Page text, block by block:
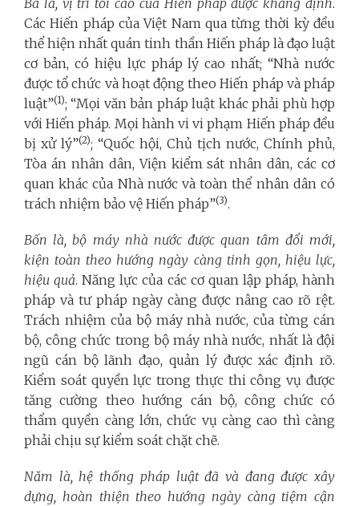
Ba là, vị trí tối cao của Hiến pháp được khẳng định.
Các Hiến pháp của Việt Nam qua từng thời kỳ đều
thể hiện nhất quán tinh thần Hiến pháp là đạo luật
cơ bản, có hiệu lực pháp lý cao nhất; “Nhà nước
được tổ chức và hoạt động theo Hiến pháp và pháp
luật”(1); “Mọi văn bản pháp luật khác phải phù hợp
với Hiến pháp. Mọi hành vi vi phạm Hiến pháp đều
bị xử lý”(2); “Quốc hội, Chủ tịch nước, Chính phủ,
Tòa án nhân dân, Viện kiểm sát nhân dân, các cơ
quan khác của Nhà nước và toàn thể nhân dân có
trách nhiệm bảo vệ Hiến pháp”(3).
Bốn là, bộ máy nhà nước được quan tâm đổi mới,
kiện toàn theo hướng ngày càng tinh gọn, hiệu lực,
hiệu quả. Năng lực của các cơ quan lập pháp, hành
pháp và tư pháp ngày càng được nâng cao rõ rệt.
Trách nhiệm của bộ máy nhà nước, của từng cán
bộ, công chức trong bộ máy nhà nước, nhất là đội
ngũ cán bộ lãnh đạo, quản lý được xác định rõ.
Kiểm soát quyền lực trong thực thi công vụ được
tăng cường theo hướng cán bộ, công chức có
thẩm quyền càng lớn, chức vụ càng cao thì càng
phải chịu sự kiểm soát chặt chẽ.
Năm là, hệ thống pháp luật đã và đang được xây
dựng, hoàn thiện theo hướng ngày càng tiệm cận